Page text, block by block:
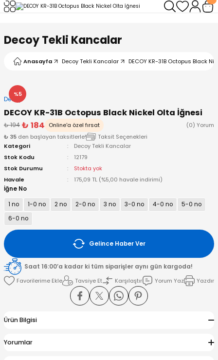
Decoy Tekli Kancalar
Anasayfa Decoy Tekli Kancalar DECOY KR-31B Octopus Black
%5
Decoy
DECOY KR-31B Octopus Black Nickel Olta İğnesi
₺ 194 ₺ 184 Online'a özel fırsat
(0) Yorum
₺ 35 den başlayan taksitlerle!
Taksit Seçenekleri
Kategori
Decoy Tekli Kancalar
Stok Kodu
12179
Stok Durumu
Stokta yok
Havale
175,09 TL (%5,00 havale indirimi)
İğne No
1 no
1-0 no 2 no 2-0 no 3 no 3-0 no 4-0 no
5-0 no
6-0 no
Gelince Haber Ver
Saat 16:00’a kadar ki tüm siparişler aynı gün kargoda!
Tavsiye Et
Karşılaştır Yorum Yaz Yazdır
Ürün Bilgisi
Yorumlar
Geri Dön
Makineleri
Geri Dön
Kamışlar
Geri Dön
Misinalar
Misinalar
Geri Dön
- Klips
Halka
Geri Dön
Geri Dön
& El Feneri